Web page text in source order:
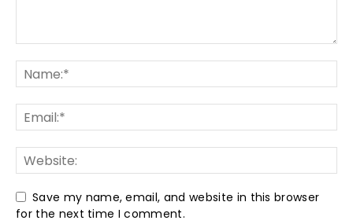
Save my name, email, and website in this browser
for the next time I comment.